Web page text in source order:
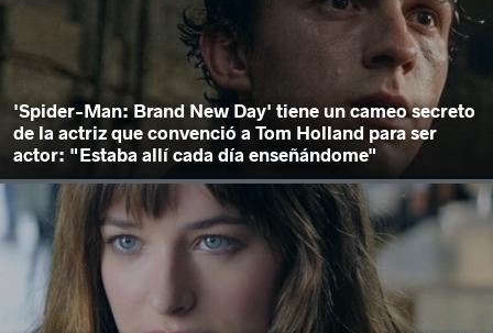
'Spider-Man: Brand New Day' tiene un cameo secreto
de la actriz que convenció a Tom Holland para ser
actor: "Estaba allí cada día enseñándome"